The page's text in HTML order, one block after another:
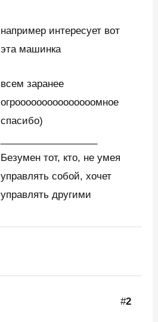
например интересует вот
эта машинка
всем заранее
огрооооооооооооооомное
спасибо)
Безумен тот, кто, не умея
управлять собой, хочет
управлять другими
#2